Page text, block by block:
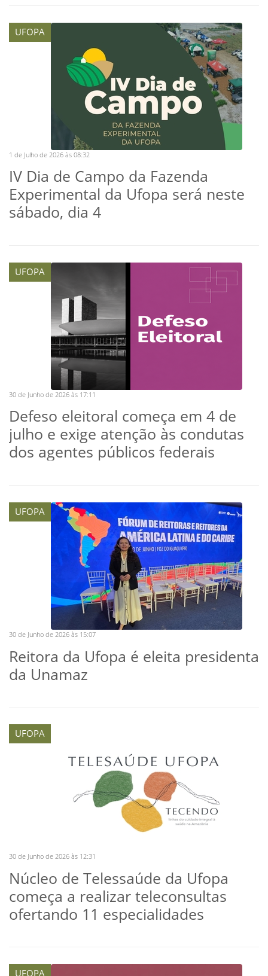
UFOPA
1 de Julho de 2026 às 08:32
IV Dia de Campo da Fazenda
Experimental da Ufopa será neste
sábado, dia 4
UFOPA
30 de Junho de 2026 às 17:11
Defeso eleitoral começa em 4 de
julho e exige atenção às condutas
dos agentes públicos federais
UFOPA
30 de Junho de 2026 às 15:07
Reitora da Ufopa é eleita presidenta
da Unamaz
UFOPA
30 de Junho de 2026 às 12:31
Núcleo de Telessaúde da Ufopa
começa a realizar teleconsultas
ofertando 11 especialidades